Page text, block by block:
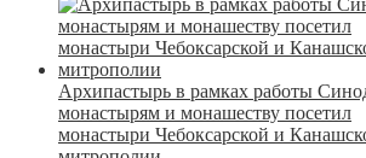
Архипастырь в рамках работы
монастырям и монашеству посетил
монастыри Чебоксарской и